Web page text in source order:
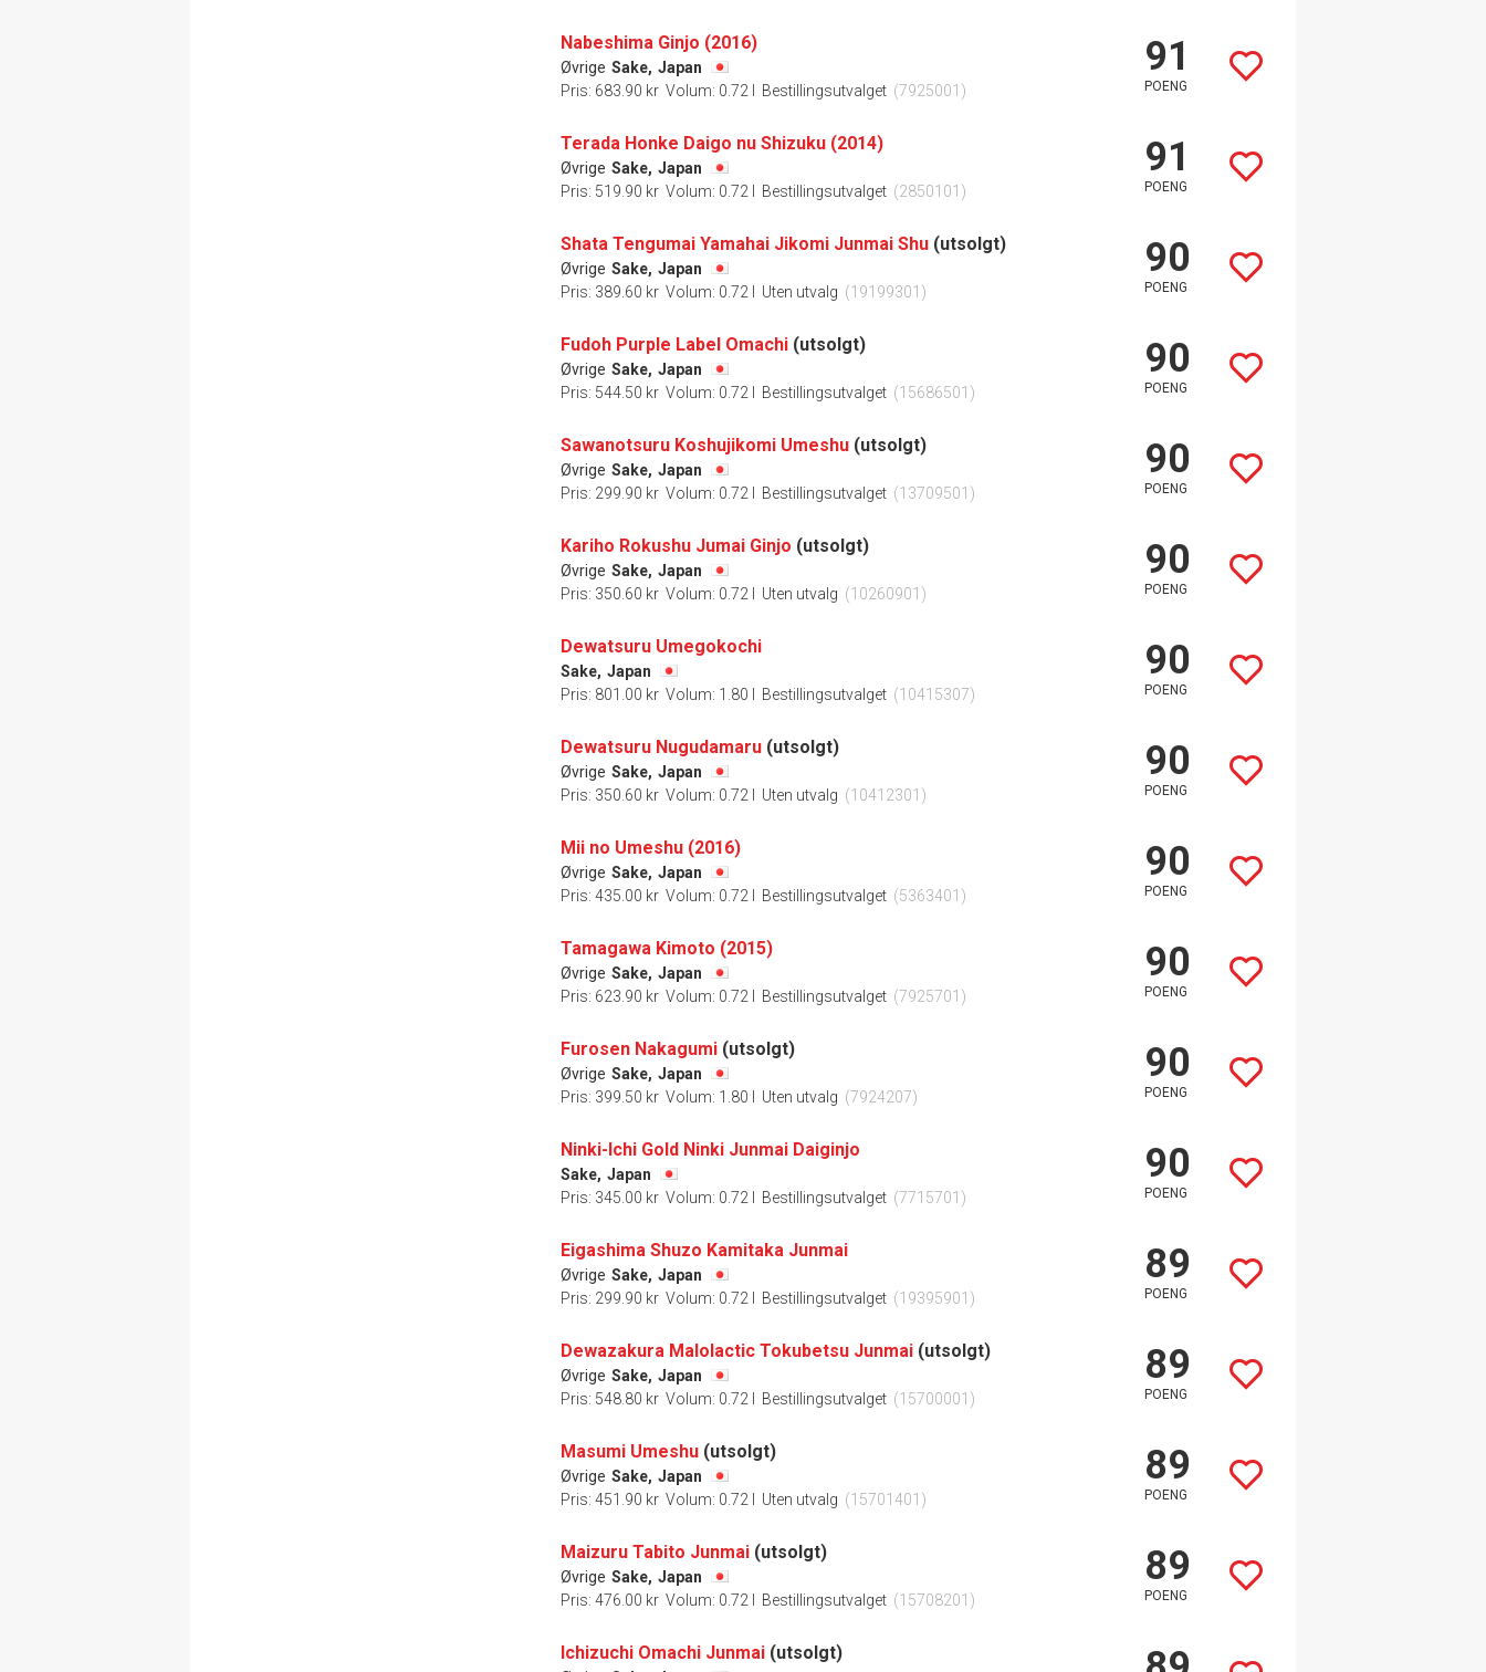
Nabeshima Ginjo (2016)
Øvrige Sake, Japan
Pris: 683.90 kr Volum: 0.72 l Bestillingsutvalget (7925001)
91
POENG
Terada Honke Daigo nu Shizuku (2014)
Øvrige Sake, Japan
Pris: 519.90 kr Volum: 0.72 l Bestillingsutvalget (2850101)
91
POENG
Shata Tengumai Yamahai Jikomi Junmai Shu (utsolgt)
Øvrige Sake, Japan
Pris: 389.60 kr Volum: 0.72 l Uten utvalg (19199301)
90
POENG
Fudoh Purple Label Omachi (utsolgt)
Øvrige Sake, Japan
Pris: 544.50 kr Volum: 0.72 l Bestillingsutvalget (15686501)
90
POENG
Sawanotsuru Koshujikomi Umeshu (utsolgt)
Øvrige Sake, Japan
Pris: 299.90 kr Volum: 0.72 l Bestillingsutvalget (13709501)
90
POENG
Kariho Rokushu Jumai Ginjo (utsolgt)
Øvrige Sake, Japan
Pris: 350.60 kr Volum: 0.72 l Uten utvalg (10260901)
90
POENG
Dewatsuru Umegokochi
Sake, Japan
Pris: 801.00 kr Volum: 1.80 l Bestillingsutvalget (10415307)
90
POENG
Dewatsuru Nugudamaru (utsolgt)
Øvrige Sake, Japan
Pris: 350.60 kr Volum: 0.72 l Uten utvalg (10412301)
90
POENG
Mii no Umeshu (2016)
Øvrige Sake, Japan
Pris: 435.00 kr Volum: 0.72 l Bestillingsutvalget (5363401)
90
POENG
Tamagawa Kimoto (2015)
Øvrige Sake, Japan
Pris: 623.90 kr Volum: 0.72 l Bestillingsutvalget (7925701)
90
POENG
Furosen Nakagumi (utsolgt)
Øvrige Sake, Japan
Pris: 399.50 kr Volum: 1.80 l Uten utvalg (7924207)
90
POENG
Ninki-Ichi Gold Ninki Junmai Daiginjo
Sake, Japan
Pris: 345.00 kr Volum: 0.72 l Bestillingsutvalget (7715701)
90
POENG
Eigashima Shuzo Kamitaka Junmai
Øvrige Sake, Japan
Pris: 299.90 kr Volum: 0.72 l Bestillingsutvalget (19395901)
89
POENG
Dewazakura Malolactic Tokubetsu Junmai (utsolgt)
Øvrige Sake, Japan
Pris: 548.80 kr Volum: 0.72 l Bestillingsutvalget (15700001)
89
POENG
Masumi Umeshu (utsolgt)
Øvrige Sake, Japan
Pris: 451.90 kr Volum: 0.72 l Uten utvalg (15701401)
89
POENG
Maizuru Tabito Junmai (utsolgt)
Øvrige Sake, Japan
Pris: 476.00 kr Volum: 0.72 l Bestillingsutvalget (15708201)
89
POENG
Ichizuchi Omachi Junmai (utsolgt)